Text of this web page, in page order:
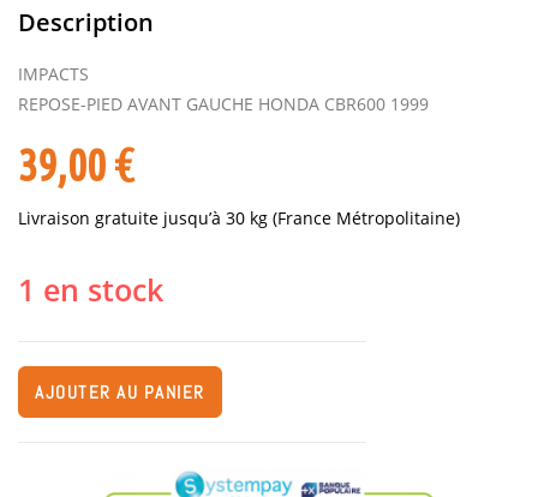
Description
IMPACTS
REPOSE-PIED AVANT GAUCHE HONDA CBR600 1999
39,00€
Livraison gratuite jusqu’à 30 kg (France Métropolitaine)
1 en stock
AJOUTER AU PANIER